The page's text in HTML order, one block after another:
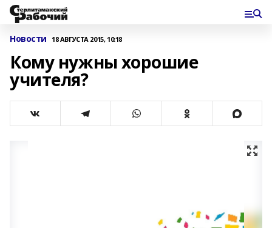
Новости 18 АВГУСТА 2015, 10:18
Кому нужны хорошие
учителя?